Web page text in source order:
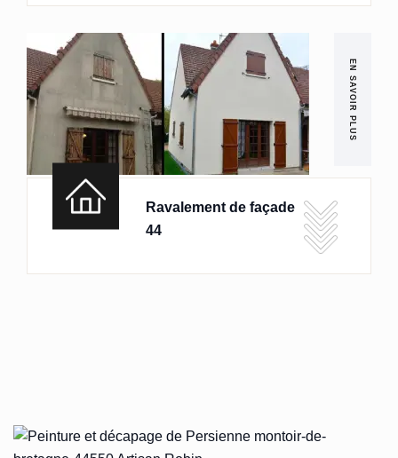
EN SAVOIR PLUS
Ravalement de façade
44